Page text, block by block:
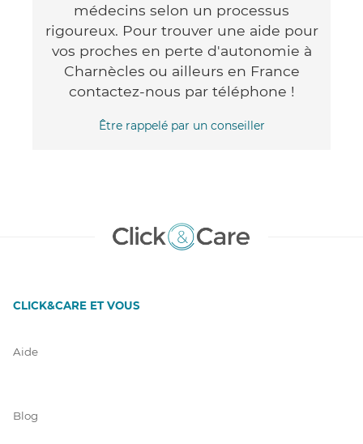
médecins selon un processus
rigoureux. Pour trouver une aide pour
vos proches en perte d'autonomie à
Charnècles ou ailleurs en France
contactez-nous par téléphone !
Être rappelé par un conseiller
CLICK&CARE ET VOUS
Aide
Blog